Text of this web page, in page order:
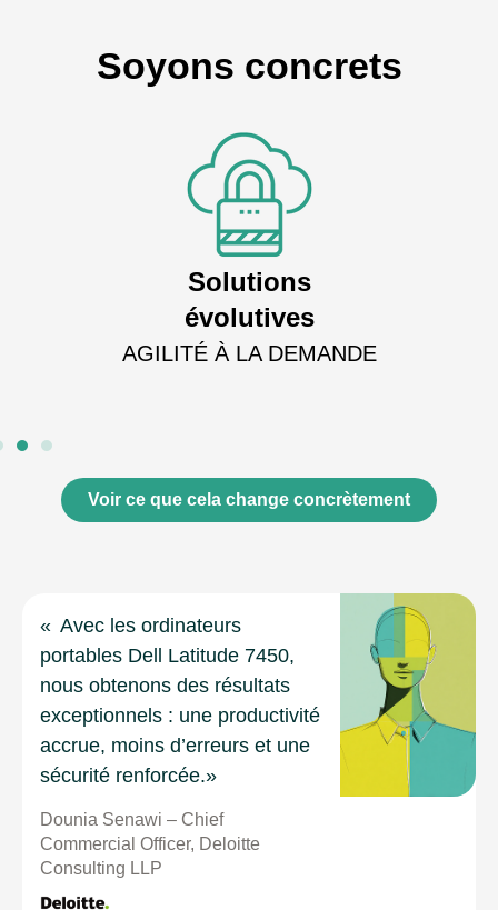
Soyons concrets
Solutions
évolutives
AGILITÉ À LA DEMANDE
Voir ce que cela change concrètement
« Avec les ordinateurs
portables Dell Latitude 7450,
nous obtenons des résultats
exceptionnels : une productivité
accrue, moins d’erreurs et une
sécurité renforcée.»
Dounia Senawi – Chief
Commercial Officer, Deloitte
Consulting LLP